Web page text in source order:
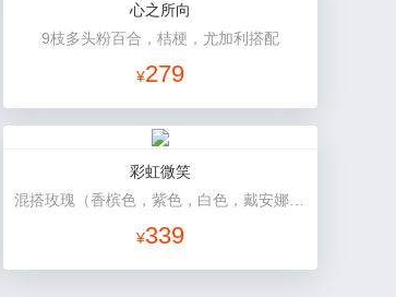
心之所向
9枝多头粉百合，桔梗，尤加利搭配
¥279
彩虹微笑
¥339